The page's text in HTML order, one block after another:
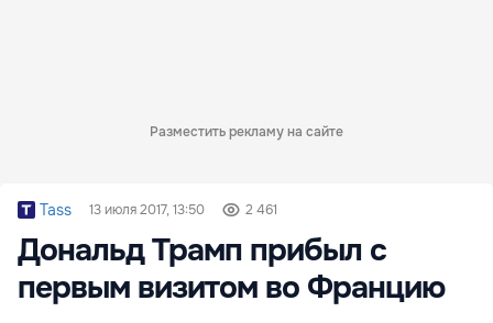
Разместить рекламу на сайте
Tass 13 июля 2017, 13:50 2 461
Дональд Трамп прибыл с
первым визитом во Францию